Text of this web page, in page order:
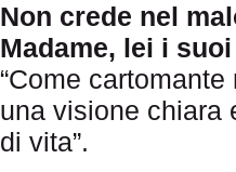
Non crede nel
Madame, lei i
“Come
una visione chiara
di vita”.